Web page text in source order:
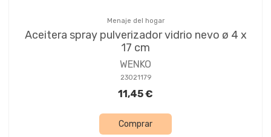
Menaje del hogar
Aceitera spray pulverizador vidrio nevo ø 4 x
17 cm
WENKO
23021179
11,45 €
Comprar